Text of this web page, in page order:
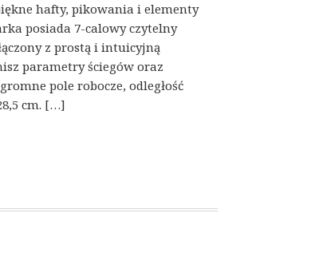
hafty, pikowania i elementy
posiada 7-calowy czytelny
z prostą i intuicyjną
parametry ściegów oraz
pole robocze, odległość
cm. […]